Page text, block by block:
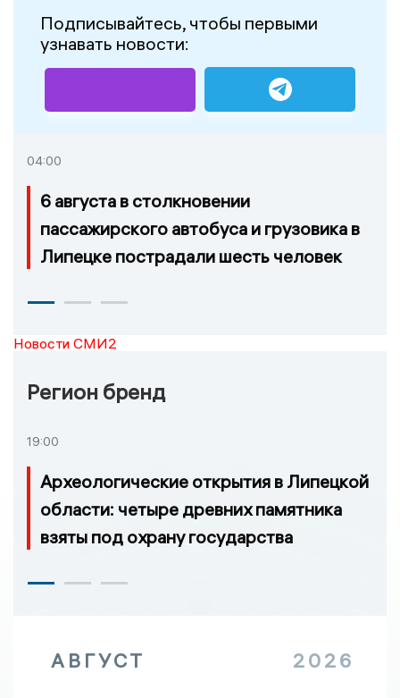
Подписывайтесь, чтобы первыми
узнавать новости:
04:00
6 августа в столкновении
пассажирского автобуса и грузовика в
Липецке пострадали шесть человек
Новости СМИ2
Регион бренд
19:00
Археологические открытия в Липецкой
области: четыре древних памятника
взяты под охрану государства
АВГУСТ 2026